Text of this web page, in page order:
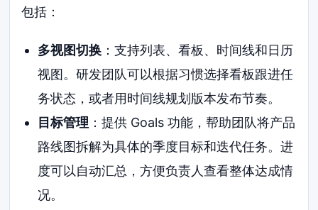
包括：
多视图切换：支持列表、看板、时间线和日历
视图。研发团队可以根据习惯选择看板跟进任
务状态，或者用时间线规划版本发布节奏。
目标管理 ：提供 Goals 功能，帮助团队将产品
路线图拆解为具体的季度目标和迭代任务。进
度可以自动汇总，方便负责人查看整体达成情
况。